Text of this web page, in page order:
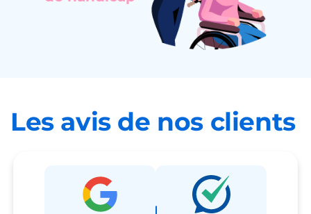
Les avis de nos clients